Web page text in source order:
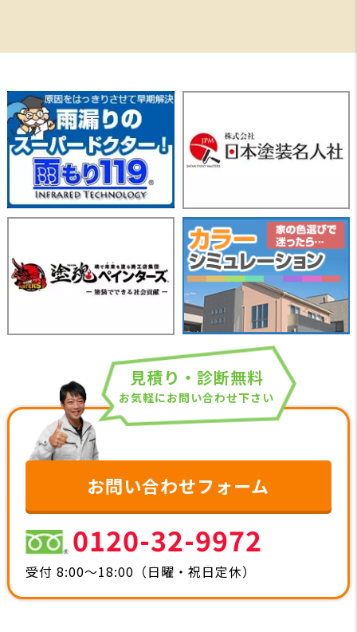
見積り・診断無料
お気軽にお問い合わせ下さい
お問い合わせフォーム
0120-32-9972
受付 8:00～18:00（日曜・祝日定休）